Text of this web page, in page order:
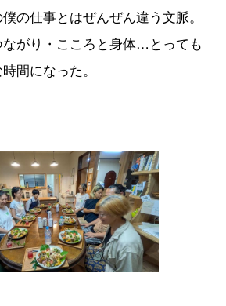
の仕事とはぜんぜん違う文脈。
がり・こころと身体…とっても
間になった。